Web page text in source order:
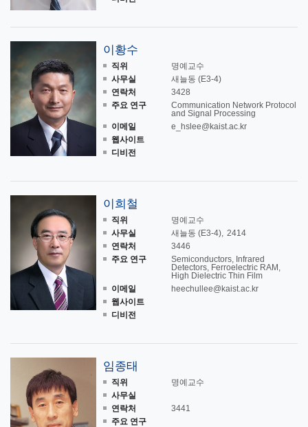
이황수
직위
명예교수
사무실
새늘동 (E3-4)
연락처
3428
주요 연구
Communication Network Protocol
and Signal Processing
이메일
e_hslee@kaist.ac.kr
웹사이트
디비전
이희철
직위
명예교수
사무실
새늘동 (E3-4) 2414
연락처
3446
주요 연구
Semiconductors, Infrared
Detectors, Ferroelectric RAM,
High Dielectric Thin Film
이메일
heechullee@kaist.ac.kr
웹사이트
디비전
임종태
직위
명예교수
사무실
연락처
3441
주요 연구